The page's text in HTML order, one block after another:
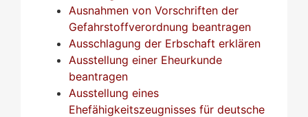
Ausnahmen von Vorschriften der
Gefahrstoffverordnung beantragen
Ausschlagung der Erbschaft erklären
Ausstellung einer Eheurkunde
beantragen
Ausstellung eines
Ehefähigkeitszeugnisses für deutsche